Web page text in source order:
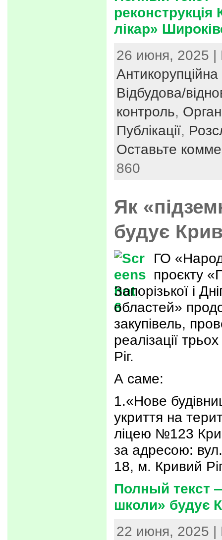
реконструкція
лікар»
26 июня, 2025 |
Антикорупційна
Відбудова/
контроль,
Публікації,
Оставьте
860
Як
будує
ГО
проєкту
Запорізької і
областей»
закупівель,
реалізації
Ріг.
А саме:
1.«Нове
укриття на
ліцею №123
за адресою:
18, м. Кривий
Полный текст
школи» будує
22 июня, 2025 |